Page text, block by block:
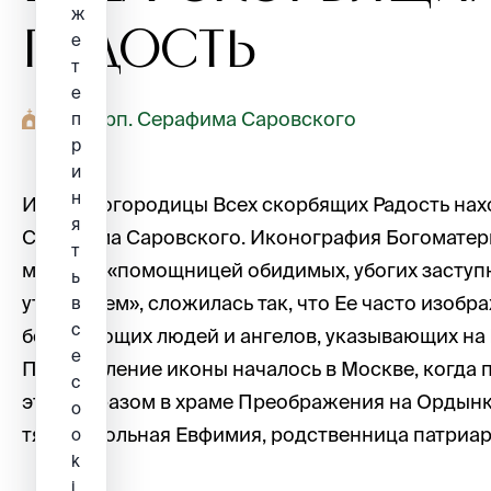
Радость
Храм прп. Серафима Саровского
Икона Богородицы Всех скорбящих Радость
Серафима Саровского. Иконография
молитве «помощницей обидимых, убогих
утешением», сложилась так, что Ее часто
бедствующих людей и ангелов, указывающих на
Прославление иконы началось в Москве, когда
этим образом в храме Преображения на
тяжелобольная Евфимия, родственница
ж
е
т
е
п
р
и
н
я
т
ь
в
с
е
c
o
o
k
i